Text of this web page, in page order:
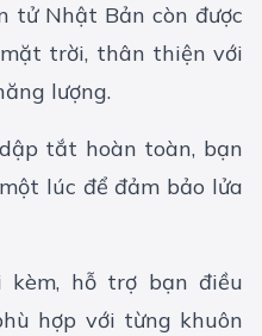
tử Nhật Bản còn được
trời, thân thiện với
lượng.
tắt hoàn toàn, bạn
lúc để đảm bảo lửa
kèm, hỗ trợ bạn điều
hợp với từng khuôn